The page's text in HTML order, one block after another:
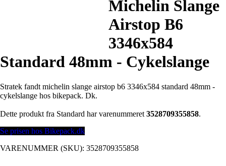
Michelin Slange
Airstop B6
3346x584
Standard 48mm - Cykelslange
Stratek fandt michelin slange airstop b6 3346x584 standard 48mm -
cykelslange hos bikepack. Dk.
Dette produkt fra Standard har varenummeret 3528709355858.
Se prisen hos Bikepack.dk
VARENUMMER (SKU): 3528709355858